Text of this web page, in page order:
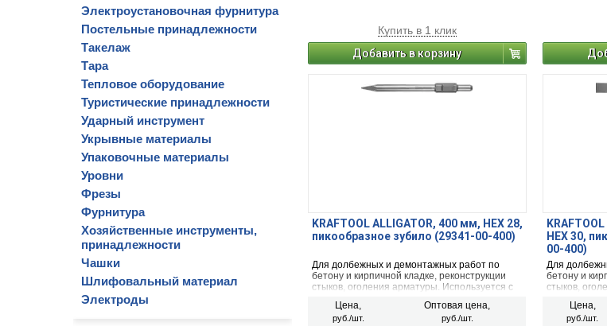
Электроустановочная фурнитура
Постельные принадлежности
Такелаж
Тара
Тепловое оборудование
Туристические принадлежности
Ударный инструмент
Укрывные материалы
Упаковочные материалы
Уровни
Фрезы
Фурнитура
Хозяйственные инструменты,
принадлежности
Чашки
Шлифовальный материал
Электроды
Купить в 1 клик
Добавить в корзину
KRAFTOOL ALLIGATOR, 400 мм, HEX 28,
пикообразное зубило (29341-00-400)
Для долбежных и демонтажных работ по
бетону и кирпичной кладке, реконструкции
стыков, оголения арматуры. Используется с
крепления НЕХ 30 мм.
Цена,
руб./шт.
Оптовая цена,
руб./шт.
HEX 30,
00-400)
Для
бетону и
стыков,
крепления
Цена,
руб./шт.